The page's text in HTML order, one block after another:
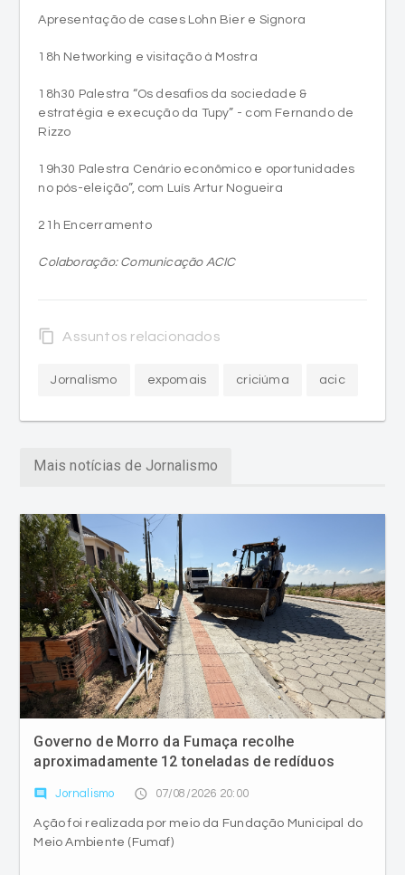
Apresentação de cases Lohn Bier e Signora
18h Networking e visitação à Mostra
18h30 Palestra “Os desafios da sociedade &
estratégia e execução da Tupy” - com Fernando de
Rizzo
19h30 Palestra Cenário econômico e oportunidades
no pós-eleição”, com Luís Artur Nogueira
21h Encerramento
Colaboração: Comunicação ACIC
content_copy Assuntos relacionados
Jornalismo expomais criciúma acic
Mais notícias de Jornalismo
Governo de Morro da Fumaça recolhe
aproximadamente 12 toneladas de redíduos
comment Jornalismo access_time 07/08/2026 20:00
Ação foi realizada por meio da Fundação Municipal do
Meio Ambiente (Fumaf)